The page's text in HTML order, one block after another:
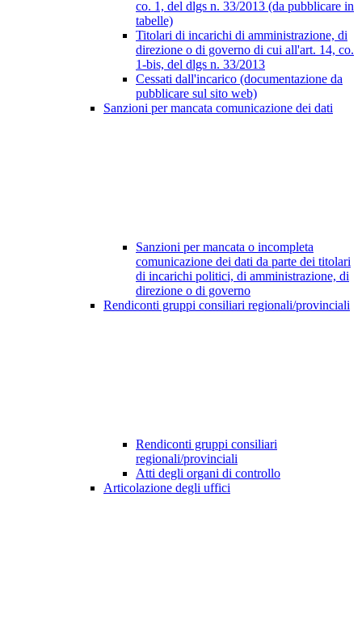
co. 1, del dlgs n. 33/2013 (da pubblicare in
tabelle)
Titolari di incarichi di amministrazione, di
direzione o di governo di cui all'art. 14, co.
1-bis, del dlgs n. 33/2013
Cessati dall'incarico (documentazione da
pubblicare sul sito web)
Sanzioni per mancata comunicazione dei dati
Sanzioni per mancata o incompleta
comunicazione dei dati da parte dei titolari
di incarichi politici, di amministrazione, di
direzione o di governo
Rendiconti gruppi consiliari regionali/provinciali
Rendiconti gruppi consiliari
regionali/provinciali
Atti degli organi di controllo
Articolazione degli uffici